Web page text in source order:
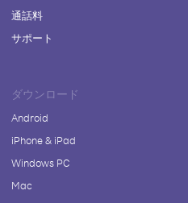
通話料
サポート
ダウンロード
Android
iPhone & iPad
Windows PC
Mac